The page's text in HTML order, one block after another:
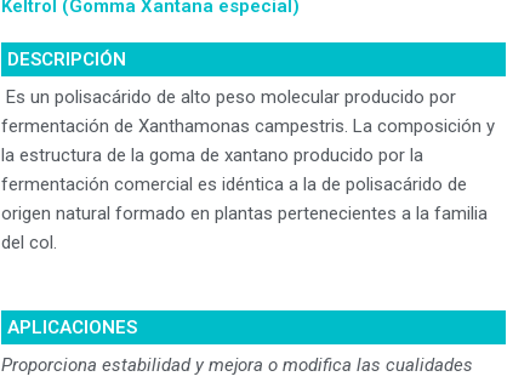
Keltrol (Gomma Xantana especial)
DESCRIPCIÓN
Es un polisacárido de alto peso molecular producido por
fermentación de Xanthamonas campestris. La composición y
la estructura de la goma de xantano producido por la
fermentación comercial es idéntica a la de polisacárido de
origen natural formado en plantas pertenecientes a la familia
del col.
APLICACIONES
Proporciona estabilidad y mejora o modifica las cualidades